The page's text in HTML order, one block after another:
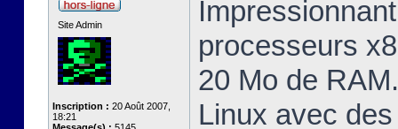
Site Admin
Inscription : 20 Août 2007,
18:21
processeurs
20 Mo de
Linux avec